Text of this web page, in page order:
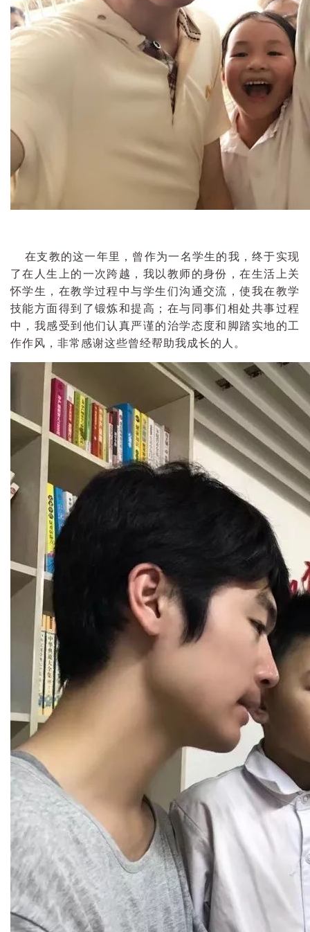
在支教的这一年里，曾作为一名学生的我，终于实现
了在人生上的一次跨越，我以教师的身份，在生活上关
怀学生，在教学过程中与学生们沟通交流，使我在教学
技能方面得到了锻炼和提高；在与同事们相处共事过程
中，我感受到他们认真严谨的治学态度和脚踏实地的工
作作风，非常感谢这些曾经帮助我成长的人。